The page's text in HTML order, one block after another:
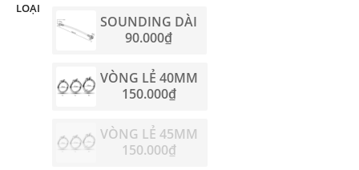
LOẠI
SOUNDING DÀI
90.000₫
VÒNG LẺ 40MM
150.000₫
VÒNG LẺ 45MM
150.000₫